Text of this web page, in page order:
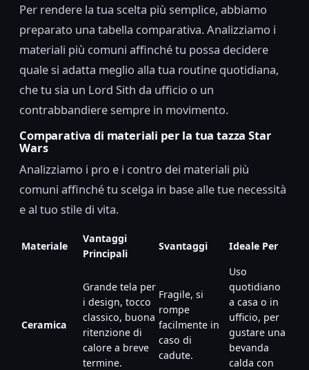
Per rendere la tua scelta più semplice, abbiamo
preparato una tabella comparativa. Analizziamo i
materiali più comuni affinché tu possa decidere
quale si adatta meglio alla tua routine quotidiana,
che tu sia un Lord Sith da ufficio o un
contrabbandiere sempre in movimento.
Comparativa di materiali per la tua tazza Star
Wars
Analizziamo i pro e i contro dei materiali più
comuni affinché tu scelga in base alle tue necessità
e al tuo stile di vita.
Materiale
Vantaggi
Principali
Svantaggi Ideale Per
Ceramica
Grande tela per
i design, tocco
classico, buona
ritenzione di
calore a breve
termine.
Fragile, si
rompe
facilmente in
caso di
cadute.
Uso
quotidiano
a casa o in
ufficio, per
gustare una
bevanda
calda con